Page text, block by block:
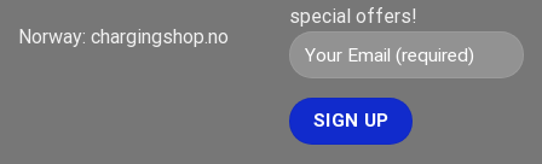
Norway: chargingshop.no
special offers!